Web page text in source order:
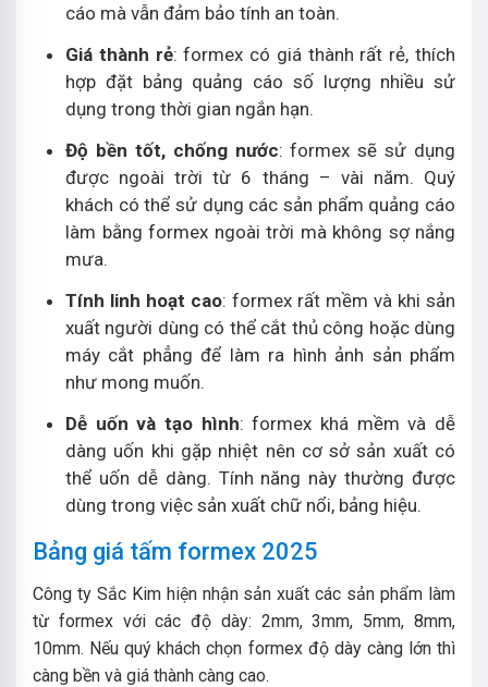
cáo mà vẫn đảm bảo tính an toàn.
Giá thành rẻ: formex có giá thành rất rẻ, thích
hợp đặt bảng quảng cáo số lượng nhiều sử
dụng trong thời gian ngắn hạn.
Độ bền tốt, chống nước: formex sẽ sử dụng
được ngoài trời từ 6 tháng – vài năm. Quý
khách có thể sử dụng các sản phẩm quảng cáo
làm bằng formex ngoài trời mà không sợ nắng
mưa.
Tính linh hoạt cao: formex rất mềm và khi sản
xuất người dùng có thể cắt thủ công hoặc dùng
máy cắt phẳng để làm ra hình ảnh sản phẩm
như mong muốn.
Dễ uốn và tạo hình: formex khá mềm và dễ
dàng uốn khi gặp nhiệt nên cơ sở sản xuất có
thể uốn dễ dàng. Tính năng này thường được
dùng trong việc sản xuất chữ nổi, bảng hiệu.
Bảng giá tấm formex 2025
Công ty Sắc Kim hiện nhận sản xuất các sản phẩm làm
từ formex với các độ dày: 2mm, 3mm, 5mm, 8mm,
10mm. Nếu quý khách chọn formex độ dày càng lớn thì
càng bền và giá thành càng cao.